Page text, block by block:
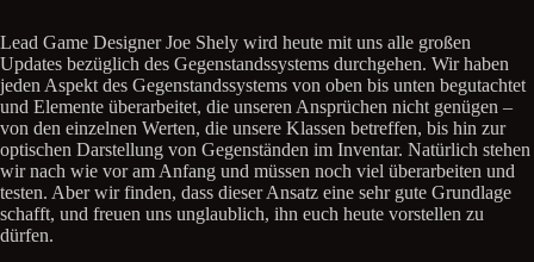
Lead Game Designer Joe Shely wird heute mit uns alle großen
Updates bezüglich des Gegenstandssystems durchgehen. Wir haben
jeden Aspekt des Gegenstandssystems von oben bis unten begutachtet
und Elemente überarbeitet, die unseren Ansprüchen nicht genügen –
von den einzelnen Werten, die unsere Klassen betreffen, bis hin zur
optischen Darstellung von Gegenständen im Inventar. Natürlich stehen
wir nach wie vor am Anfang und müssen noch viel überarbeiten und
testen. Aber wir finden, dass dieser Ansatz eine sehr gute Grundlage
schafft, und freuen uns unglaublich, ihn euch heute vorstellen zu
dürfen.